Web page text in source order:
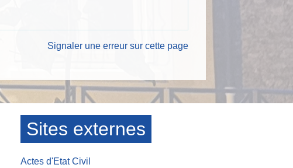
Signaler une erreur sur cette page
Sites externes
Actes d'Etat Civil